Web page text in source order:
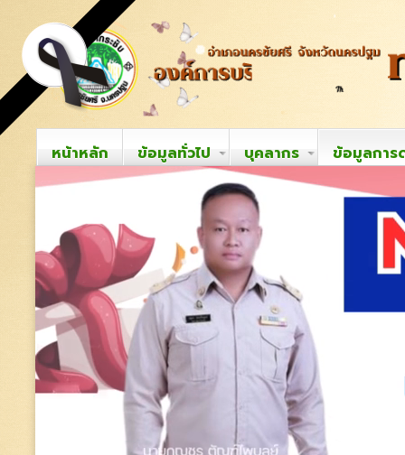
หน้าหลัก ข้อมูลทั่วไป บุคลากร ข้อมูลการ